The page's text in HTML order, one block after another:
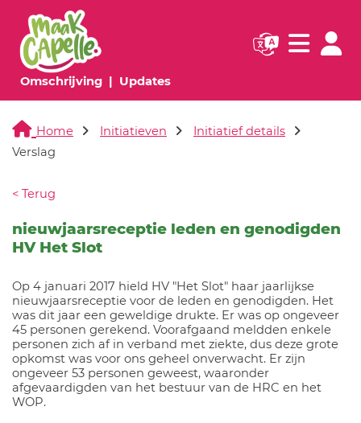
Omschrijving(huidige pagina)
Updates(huidige pagina)
Navigatie
Home Initiatieven
Initiatief details
Verslag
< Terug
nieuwjaarsreceptie leden en genodigden
HV Het Slot
Op 4 januari 2017 hield HV "Het Slot" haar jaarlijkse
nieuwjaarsreceptie voor de leden en genodigden. Het
was dit jaar een geweldige drukte. Er was op ongeveer
45 personen gerekend. Voorafgaand meldden enkele
personen zich af in verband met ziekte, dus deze grote
opkomst was voor ons geheel onverwacht. Er zijn
ongeveer 53 personen geweest, waaronder
afgevaardigden van het bestuur van de HRC en het
WOP.